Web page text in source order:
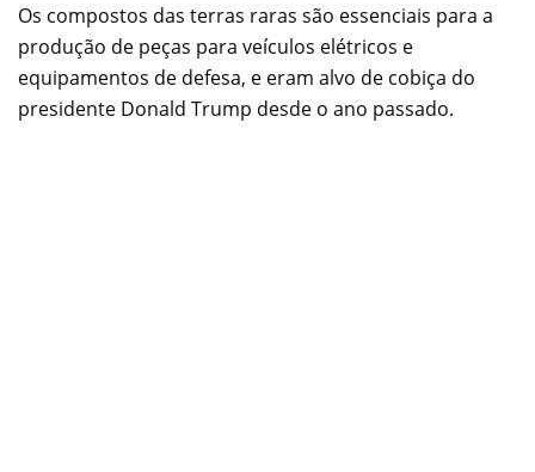
Os compostos das terras raras são essenciais para a
produção de peças para veículos elétricos e
equipamentos de defesa, e eram alvo de cobiça do
presidente Donald Trump desde o ano passado.